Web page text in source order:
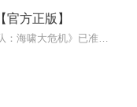
方正版】
亲子科普动画顶流《海底小纵队：海啸大危机》已准备就绪，邀您开启全家总动员！5月1日，电影院见！上新推荐戳《海底小纵队第九季》，抢先收听第九季全新故事！《海底小...